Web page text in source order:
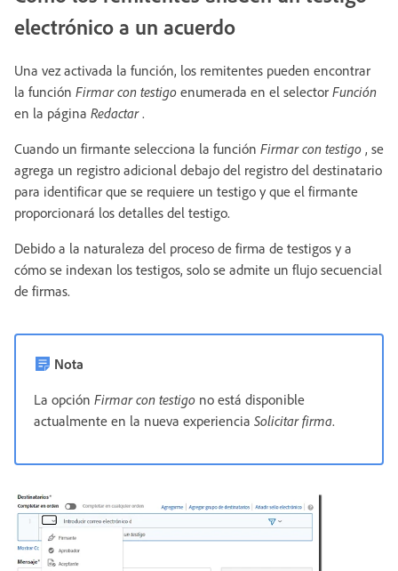
electrónico a un acuerdo
Una vez activada la función, los remitentes pueden encontrar
la función Firmar con testigo enumerada en el selector Función
en la página Redactar.
Cuando un firmante selecciona la función Firmar con testigo , se
agrega un registro adicional debajo del registro del destinatario
para identificar que se requiere un testigo y que el firmante
proporcionará los detalles del testigo.
Debido a la naturaleza del proceso de firma de testigos y a
cómo se indexan los testigos, solo se admite un flujo secuencial
de firmas.
Nota
La opción Firmar con testigo no está disponible
actualmente en la nueva experiencia Solicitar firma.